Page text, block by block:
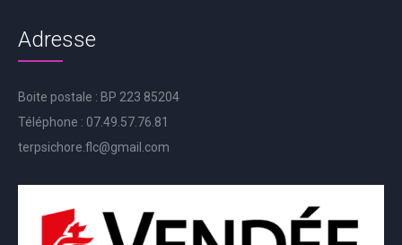
Adresse
Boite postale : BP 223 85204
Téléphone : 07.49.57.76.81
terpsichore.flc@gmail.com